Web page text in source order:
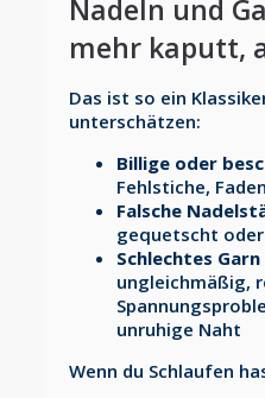
Nadeln und
mehr kaputt,
Das ist so ein
unterschätzen:
Billige oder
Fehlstiche,
Falsche
gequetscht
Schlechtes Garn
ungleichmäßig,
unruhige Naht
Wenn du Schlaufen